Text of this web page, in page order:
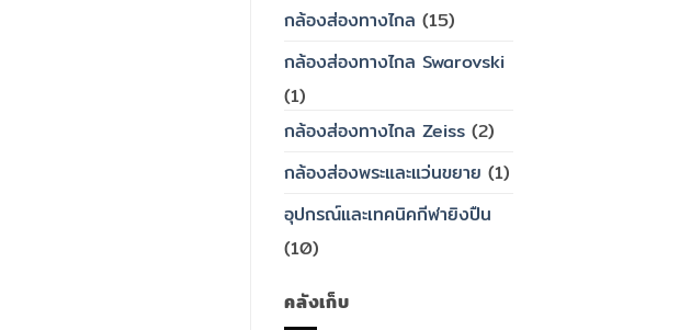
กล้องส่องทางไกล (15)
กล้องส่องทางไกล Swarovski
(1)
กล้องส่องทางไกล Zeiss (2)
กล้องส่องพระและแว่นขยาย (1)
อุปกรณ์และเทคนิคกีฬายิงปืน
(10)
คลังเก็บ